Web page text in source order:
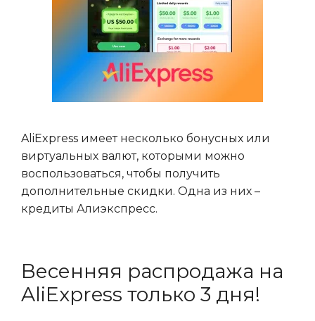
AliExpress имеет несколько бонусных или
виртуальных валют, которыми можно
воспользоваться, чтобы получить
дополнительные скидки. Одна из них –
кредиты Алиэкспресс.
Весенняя распродажа на
AliExpress только 3 дня!